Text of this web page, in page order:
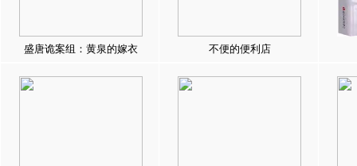
盛唐诡案组：黄泉的嫁衣 不便的便利店